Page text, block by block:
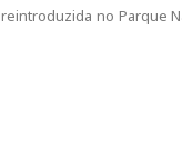
no Parque